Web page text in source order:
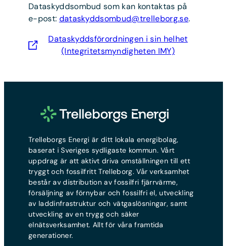
Dataskyddsombud som kan kontaktas på
e-post: dataskyddsombud@trelleborg.se.
Dataskyddsförordningen i sin helhet
(Integritetsmyndigheten IMY)
Trelleborgs Energi är ditt lokala energibolag,
baserat i Sveriges sydligaste kommun. Vårt
uppdrag är att aktivt driva omställningen till ett
tryggt och fossilfritt Trelleborg. Vår verksamhet
består av distribution av fossilfri fjärrvärme,
försäljning av förnybar och fossilfri el, utveckling
av laddinfrastruktur och vätgaslösningar, samt
utveckling av en trygg och säker
elnätsverksamhet. Allt för våra framtida
generationer.